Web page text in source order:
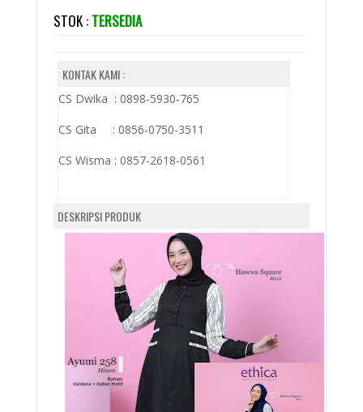
STOK : TERSEDIA
KONTAK KAMI :
CS Dwika : 0898-5930-765
CS Gita : 0856-0750-3511
CS Wisma : 0857-2618-0561
DESKRIPSI PRODUK